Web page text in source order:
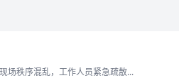
场秩序混乱，工作人员紧急疏散...